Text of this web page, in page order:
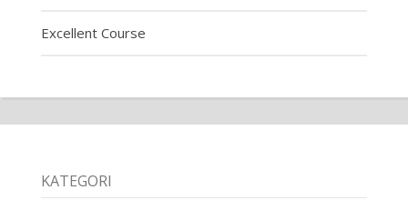
Excellent Course
KATEGORI